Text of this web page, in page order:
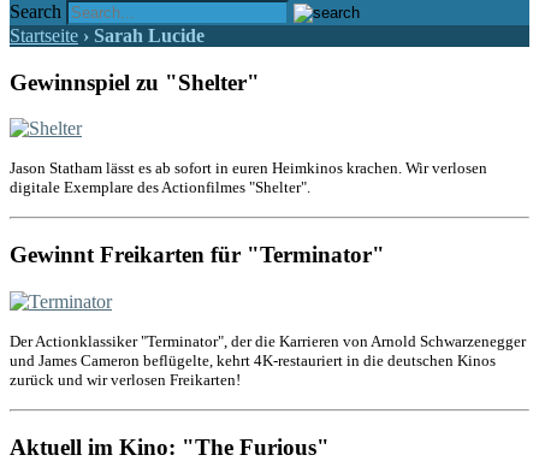
Search
Startseite › Sarah Lucide
Gewinnspiel zu "Shelter"
Jason Statham lässt es ab sofort in euren Heimkinos krachen. Wir verlosen
digitale Exemplare des Actionfilmes "Shelter".
Gewinnt Freikarten für "Terminator"
Der Actionklassiker "Terminator", der die Karrieren von Arnold Schwarzenegger
und James Cameron beflügelte, kehrt 4K-restauriert in die deutschen Kinos
zurück und wir verlosen Freikarten!
Aktuell im Kino: "The Furious"